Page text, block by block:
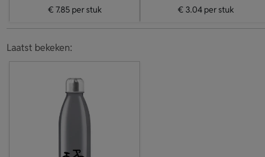
€ 7.85per stuk € 3.04per stuk
Laatst bekeken: